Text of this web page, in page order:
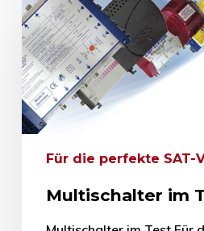
Für die perfekte SAT-
Multischalter im